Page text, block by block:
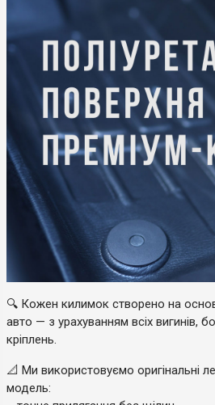
🔍 Кожен килимок створено на
авто — з урахуванням всіх вигинів,
кріплень.
📐 Ми використовуємо оригінальні
модель: